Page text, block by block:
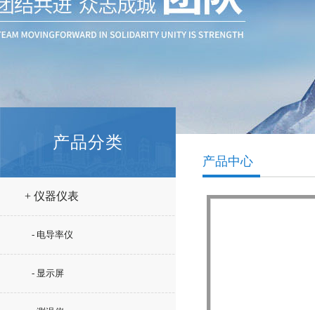
产品分类
+ 仪器仪表
- 电导率仪
- 显示屏
产品中心